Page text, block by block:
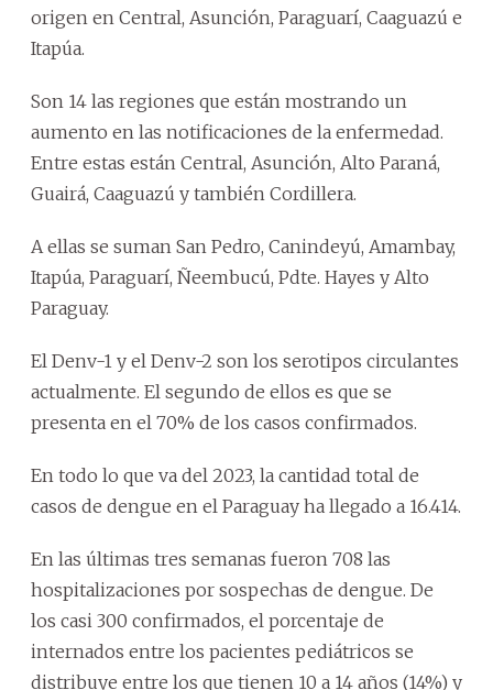
origen en Central, Asunción, Paraguarí, Caaguazú e
Itapúa.
Son 14 las regiones que están mostrando un
aumento en las notificaciones de la enfermedad.
Entre estas están Central, Asunción, Alto Paraná,
Guairá, Caaguazú y también Cordillera.
A ellas se suman San Pedro, Canindeyú, Amambay,
Itapúa, Paraguarí, Ñeembucú, Pdte. Hayes y Alto
Paraguay.
El Denv-1 y el Denv-2 son los serotipos circulantes
actualmente. El segundo de ellos es que se
presenta en el 70% de los casos confirmados.
En todo lo que va del 2023, la cantidad total de
casos de dengue en el Paraguay ha llegado a 16.414.
En las últimas tres semanas fueron 708 las
hospitalizaciones por sospechas de dengue. De
los casi 300 confirmados, el porcentaje de
internados entre los pacientes pediátricos se
distribuye entre los que tienen 10 a 14 años (14%) y